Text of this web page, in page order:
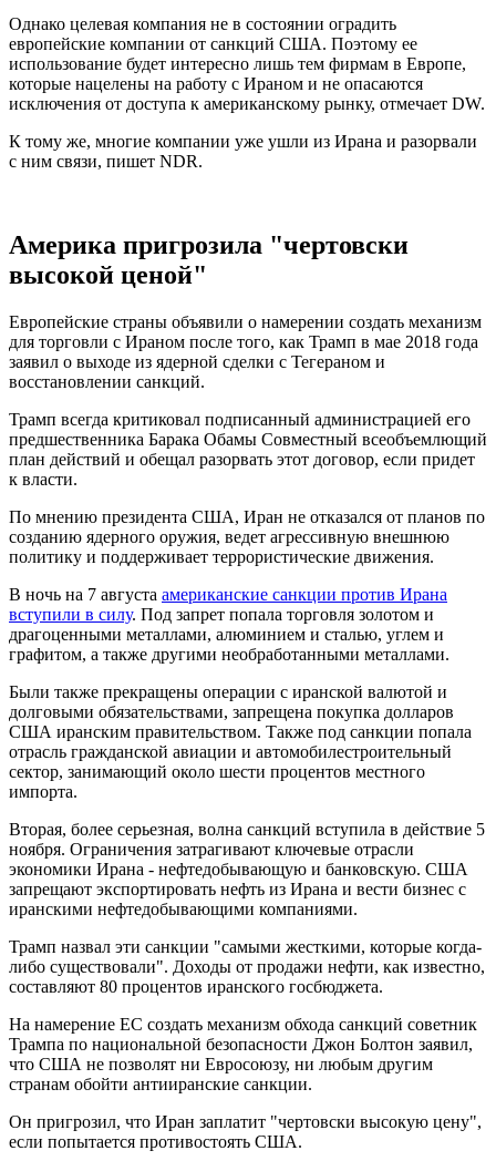
Однако целевая компания не в состоянии оградить
европейские компании от санкций США. Поэтому ее
использование будет интересно лишь тем фирмам в Европе,
которые нацелены на работу с Ираном и не опасаются
исключения от доступа к американскому рынку, отмечает DW.
К тому же, многие компании уже ушли из Ирана и разорвали
с ним связи, пишет NDR.
Америка пригрозила "чертовски
высокой ценой"
Европейские страны объявили о намерении создать механизм
для торговли с Ираном после того, как Трамп в мае 2018 года
заявил о выходе из ядерной сделки с Тегераном и
восстановлении санкций.
Трамп всегда критиковал подписанный администрацией его
предшественника Барака Обамы Совместный всеобъемлющий
план действий и обещал разорвать этот договор, если придет
к власти.
По мнению президента США, Иран не отказался от планов по
созданию ядерного оружия, ведет агрессивную внешнюю
политику и поддерживает террористические движения.
В ночь на 7 августа американские санкции против Ирана
вступили в силу. Под запрет попала торговля золотом и
драгоценными металлами, алюминием и сталью, углем и
графитом, а также другими необработанными металлами.
Были также прекращены операции с иранской валютой и
долговыми обязательствами, запрещена покупка долларов
США иранским правительством. Также под санкции попала
отрасль гражданской авиации и автомобилестроительный
сектор, занимающий около шести процентов местного
импорта.
Вторая, более серьезная, волна санкций вступила в действие 5
ноября. Ограничения затрагивают ключевые отрасли
экономики Ирана - нефтедобывающую и банковскую. США
запрещают экспортировать нефть из Ирана и вести бизнес с
иранскими нефтедобывающими компаниями.
Трамп назвал эти санкции "самыми жесткими, которые когда-
либо существовали". Доходы от продажи нефти, как известно,
составляют 80 процентов иранского госбюджета.
На намерение ЕС создать механизм обхода санкций советник
Трампа по национальной безопасности Джон Болтон заявил,
что США не позволят ни Евросоюзу, ни любым другим
странам обойти антииранские санкции.
Он пригрозил, что Иран заплатит "чертовски высокую цену",
если попытается противостоять США.